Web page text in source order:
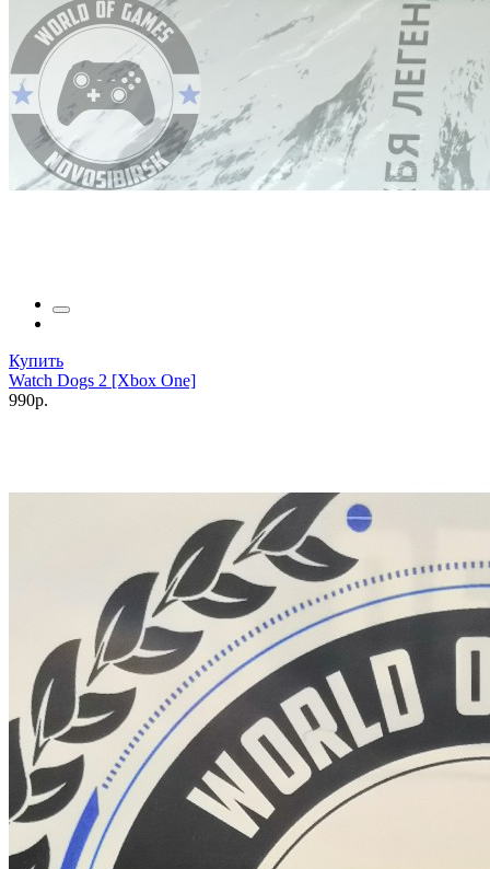
Купить
Watch Dogs 2 [Xbox One]
990р.